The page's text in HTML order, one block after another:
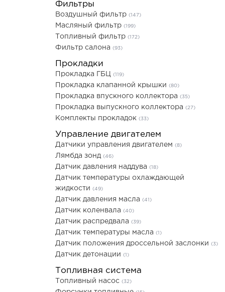
Фильтры
Воздушный фильтр (147)
Масляный фильтр (199)
Топливный фильтр (172)
Фильтр салона (93)
Прокладки
Прокладка ГБЦ (119)
Прокладка клапанной крышки (80)
Прокладка впускного коллектора (35)
Прокладка выпускного коллектора (27)
Комплекты прокладок (33)
Управление двигателем
Датчики управления двигателем (8)
Лямбда зонд (46)
Датчик давления наддува (18)
Датчик температуры охлаждающей
жидкости (49)
Датчик давления масла (41)
Датчик коленвала (40)
Датчик распредвала (39)
Датчик температуры масла (1)
Датчик положения дроссельной заслонки (3)
Датчик детонации (1)
Топливная система
Топливный насос (32)